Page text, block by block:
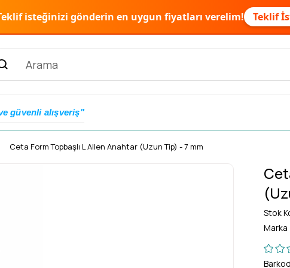
isteğinizi gönderin en uygun fiyatları verelim! Teklif
güvenli alışveriş"
Ceta Form Topbaşlı L Allen Anahtar (Uzun Tip) - 7 mm
Stok
Marka